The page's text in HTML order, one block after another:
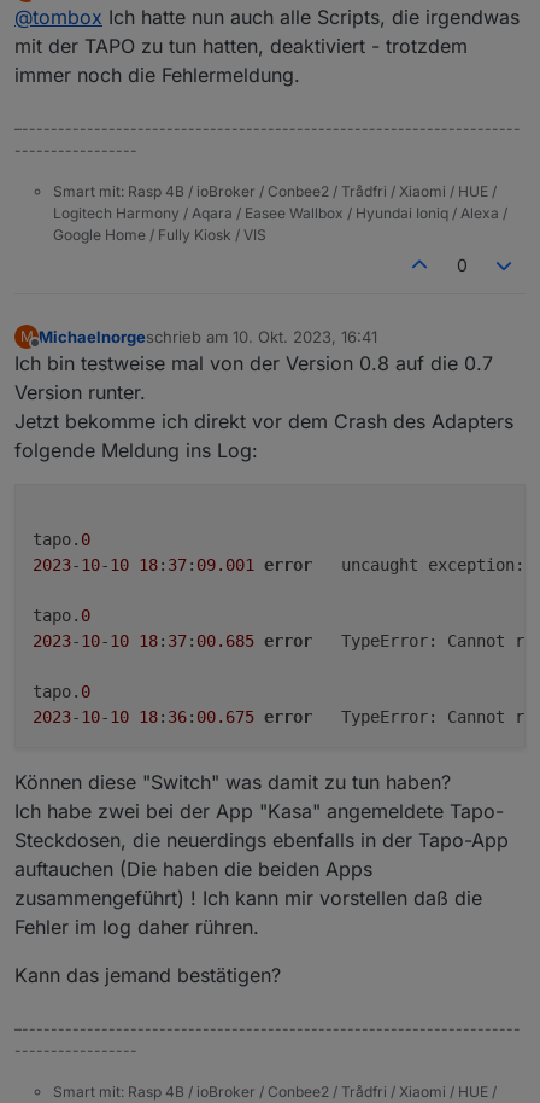
Offline
@tombox Ich hatte nun auch alle Scripts, die irgendwas
mit der TAPO zu tun hatten, deaktiviert - trotzdem
immer noch die Fehlermeldung.
–---------------------------------------------------------------------
-----------------
Smart mit: Rasp 4B / ioBroker / Conbee2 / Trådfri / Xiaomi / HUE /
Logitech Harmony / Aqara / Easee Wallbox / Hyundai Ioniq / Alexa /
Google Home / Fully Kiosk / VIS
0
M
Offline
Michaelnorgeschrieb am 10. Okt. 2023, 16:41
zuletzt editiert von
Ich bin testweise mal von der Version 0.8 auf die 0.7
Version runter.
Jetzt bekomme ich direkt vor dem Crash des Adapters
folgende Meldung ins Log:
tapo. 0
2023-10-10 18: 37: 09.001 error
uncaught exception:
tapo. 0
2023-10-10 18: 37: 00.685 error
TypeError: Cannot
tapo. 0
2023-10-10 18: 36: 00.675 error
TypeError: Cannot
Können diese "Switch" was damit zu tun haben?
Ich habe zwei bei der App "Kasa" angemeldete Tapo-
Steckdosen, die neuerdings ebenfalls in der Tapo-App
auftauchen (Die haben die beiden Apps
zusammengeführt) ! Ich kann mir vorstellen daß die
Fehler im log daher rühren.
Kann das jemand bestätigen?
–---------------------------------------------------------------------
-----------------
Smart mit: Rasp 4B / ioBroker / Conbee2 / Trådfri / Xiaomi / HUE /